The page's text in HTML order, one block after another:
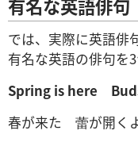
有名な英語俳句
では、実際に英語俳
有名な英語の俳句を
Spring is here
春が来た 蕾が開く